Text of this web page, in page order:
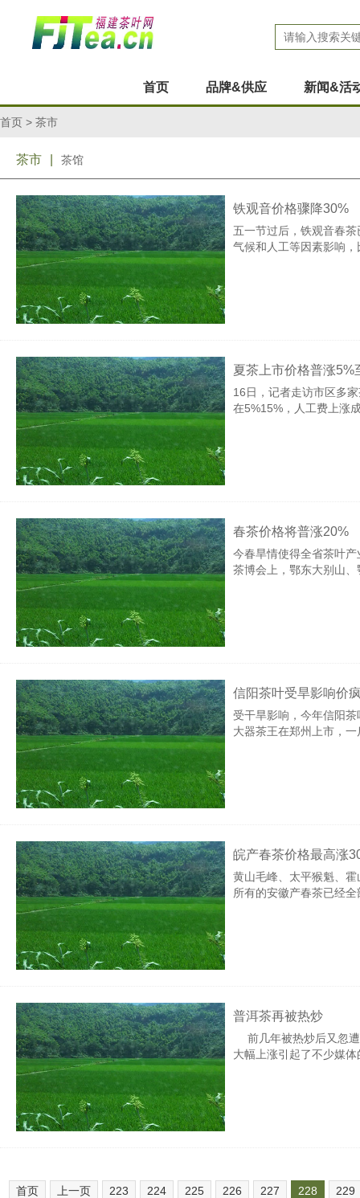
首页 品牌&供应 新闻&活
首页 > 茶市
茶市 茶馆
铁观音价格骤降30%
五一节过后，铁观音春
气候和人工等因素影响
夏茶上市价格普涨5%
16日，记者走访市区多
在5%15%，人工费上涨
春茶价格将普涨20%
今春旱情使得全省茶叶
茶博会上，鄂东大别山
信阳茶叶受旱影响价
受干旱影响，今年信阳
大器茶王在郑州上市，
皖产春茶价格最高涨
黄山毛峰、太平猴魁、
所有的安徽产春茶已经
普洱茶再被热炒
前几年被热炒后又忽遭
大幅上涨引起了不少媒
首页 上一页 223 224 225 226 227 228 229